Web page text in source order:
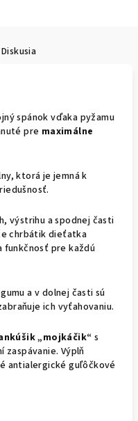
Diskusia
spánok vďaka pyžamu
pre maximálne
ktorá je jemná k
výstrihu a spodnej časti
chrbátik dieťatka
funkčnosť pre každú
a v dolnej časti sú
ich vyťahovaniu.
„mojkáčik“ s
Výplň
antialergické guľôčkové